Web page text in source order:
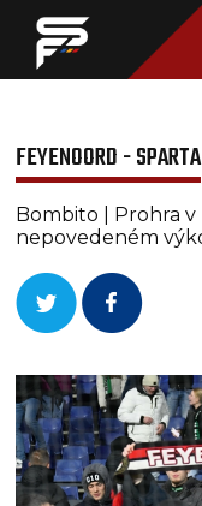
FEYENOORD - SPARTA
Bombito | Prohra
nepovedeném